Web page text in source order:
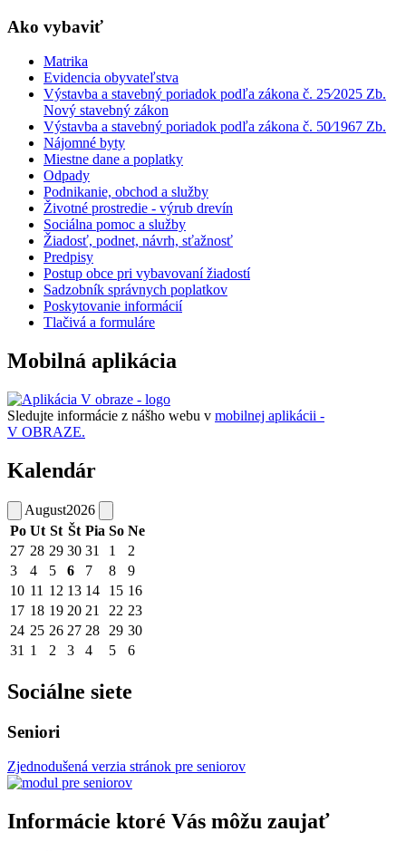
Ako vybaviť
Matrika
Evidencia obyvateľstva
Výstavba a stavebný poriadok podľa zákona č. 25⁄2025 Zb.
Nový stavebný zákon
Výstavba a stavebný poriadok podľa zákona č. 50⁄1967 Zb.
Nájomné byty
Miestne dane a poplatky
Odpady
Podnikanie, obchod a služby
Životné prostredie - výrub drevín
Sociálna pomoc a služby
Žiadosť, podnet, návrh, sťažnosť
Predpisy
Postup obce pri vybavovaní žiadostí
Sadzobník správnych poplatkov
Poskytovanie informácií
Tlačivá a formuláre
Mobilná aplikácia
Sledujte informácie z nášho webu v mobilnej aplikácii -
V OBRAZE.
Kalendár
August2026
Po Ut St Št Pia So Ne
27 28 29 30 31 1
2
3
4 5 6 7 8
9
10 11 12 13 14 15 16
17 18 19 20 21 22 23
24 25 26 27 28 29 30
31 1 2 3 4 5 6
Sociálne siete
Seniori
Zjednodušená verzia stránok pre seniorov
Informácie ktoré Vás môžu zaujať